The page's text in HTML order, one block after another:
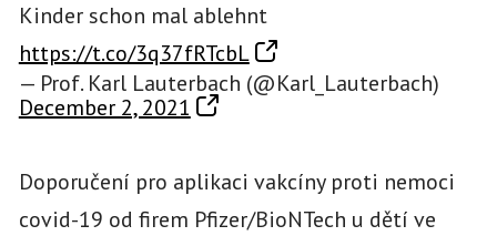
Kinder schon mal ablehnt
https://t.co/3q37fRTcbL
— Prof. Karl Lauterbach (@Karl_Lauterbach)
December 2, 2021
Doporučení pro aplikaci vakcíny proti nemoci
covid-19 od firem Pfizer/BioNTech u dětí ve